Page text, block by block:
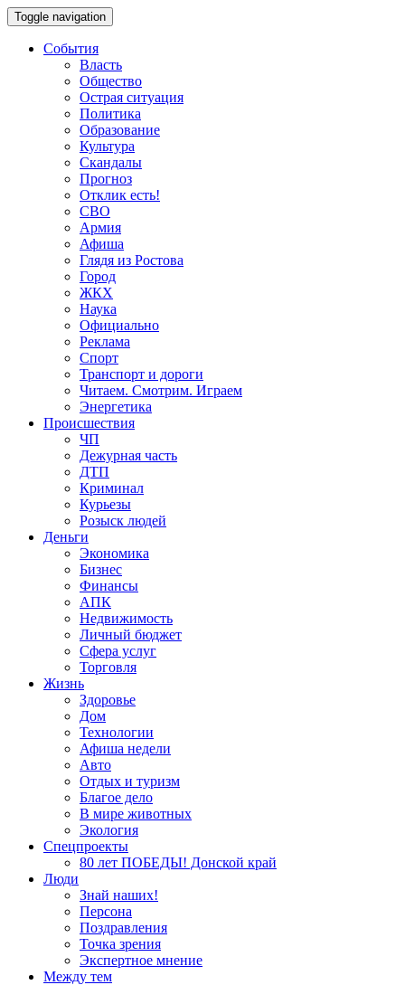
Toggle navigation
События
Власть
Общество
Острая ситуация
Политика
Образование
Культура
Скандалы
Прогноз
Отклик есть!
СВО
Армия
Афиша
Глядя из Ростова
Город
ЖКХ
Наука
Официально
Реклама
Спорт
Транспорт и дороги
Читаем. Смотрим. Играем
Энергетика
Происшествия
ЧП
Дежурная часть
ДТП
Криминал
Курьезы
Розыск людей
Деньги
Экономика
Бизнес
Финансы
АПК
Недвижимость
Личный бюджет
Сфера услуг
Торговля
Жизнь
Здоровье
Дом
Технологии
Афиша недели
Авто
Отдых и туризм
Благое дело
В мире животных
Экология
Спецпроекты
80 лет ПОБЕДЫ! Донской край
Люди
Знай наших!
Персона
Поздравления
Точка зрения
Экспертное мнение
Между тем